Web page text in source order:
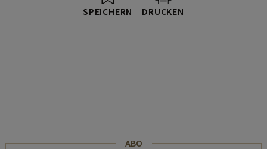
SPEICHERN DRUCKEN
ABO